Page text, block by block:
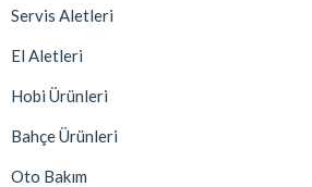
Servis Aletleri
El Aletleri
Hobi Ürünleri
Bahçe Ürünleri
Oto Bakım